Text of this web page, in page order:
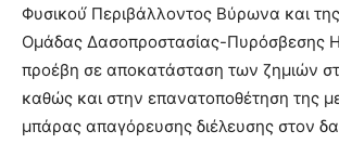
Φυσικού́ Περιβάλλοντος Βύρωνα και
Ομάδας Δασοπροστασίας-Πυρόσβεσης
προέβη σε αποκατάσταση των ζημιών
καθώς και στην επανατοποθέτηση της
μπάρας απαγόρευσης διέλευσης στον